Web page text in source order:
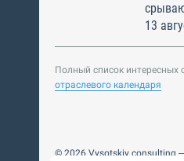
13
Полный список интересных
отраслевого календаря
© 2026 Vysotskiy consulting